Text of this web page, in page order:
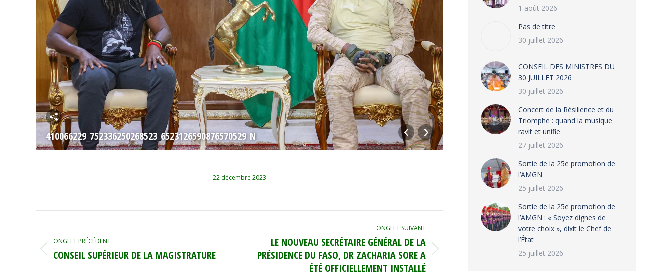
410066229_752336250268523_6523126590876570529_N 412921068_752336560268492_7585868580321429180_N
22 décembre 2023
DE
COMMENTAIRE
ONGLET PRÉCÉDENT
Onglet
CONSEIL SUPÉRIEUR DE LA MAGISTRATURE
ONGLET SUIVANT
Onglet
LE NOUVEAU SECRÉTAIRE GÉNÉRAL DE LA
PRÉSIDENCE DU FASO, DR ZACHARIA SORE A
ÉTÉ OFFICIELLEMENT INSTALLÉ
1 août 2026
Pas de titre
30 juillet 2026
CONSEIL DES MINISTRES DU
30 JUILLET 2026
30 juillet 2026
‎​Concert de la Résilience et du
Triomphe : quand la musique
ravit et unifie
27 juillet 2026
‎Sortie de la 25e promotion de
l’AMGN
25 juillet 2026
‎Sortie de la 25e promotion de
l’AMGN : « Soyez dignes de
votre choix », dixit le Chef de
l’État
25 juillet 2026